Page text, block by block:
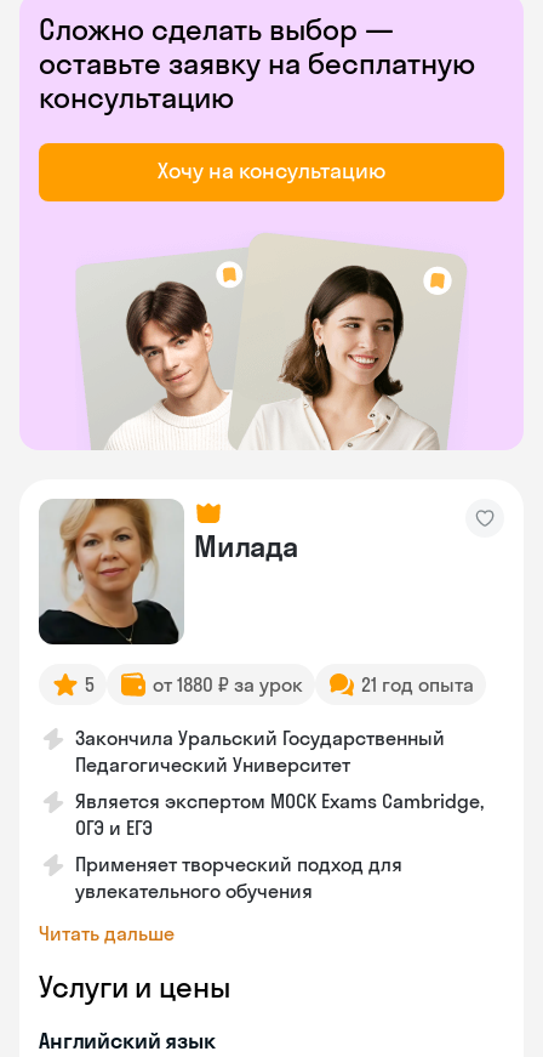
Сложно сделать выбор —
оставьте заявку на бесплатную
консультацию
Хочу на консультацию
Милада
5 от 1880 ₽ за урок 21 год опыта
Закончила Уральский Государственный
Педагогический Университет
Является экспертом MOCK Exams Cambridge,
ОГЭ и ЕГЭ
Применяет творческий подход для
увлекательного обучения
Читать дальше
Услуги и цены
Английский язык